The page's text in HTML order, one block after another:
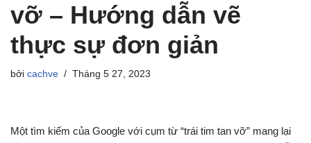
vỡ – Hướng dẫn vẽ
thực sự đơn giản
bởi cachve Tháng 5 27, 2023
Một tìm kiếm của Google với cụm từ “trái tim tan vỡ” mang lại